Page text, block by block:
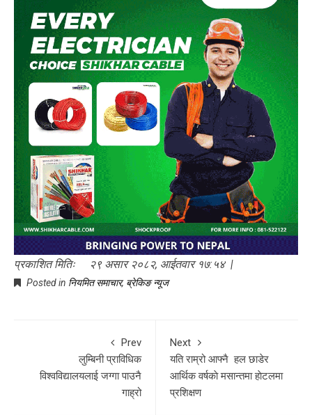
प्रकाशित मितिः २९ असार २०८२, आईतवार १७:५४ |
Posted in नियमित समाचार, ब्रेकिङ न्यूज
Prev
लुम्बिनी प्राविधिक
विश्वविद्यालयलाई जग्गा पाउनै
गाह्रो
Next
यति राम्रो आफ्नै हल छाडेर
आर्थिक वर्षकाे मसान्तमा हाेटलमा
प्रशिक्षण